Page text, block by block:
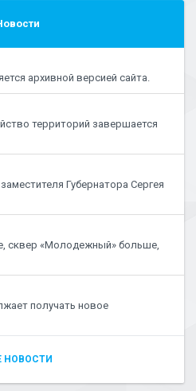
архивной версией сайта.
территорий завершается
Губернатора Сергея
сквер «Молодежный» больше,
получать новое
НОВОСТИ